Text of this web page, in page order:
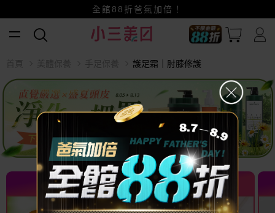
賺美幣~換好禮~立即換GO~
小三美日x全支付~美幣+全點折上折超划算
全館88折爸氣加倍！
熱門推薦 TOP 熱門推薦 TOP
首頁 美體保養 手足保養 護足霜｜肘膝修護